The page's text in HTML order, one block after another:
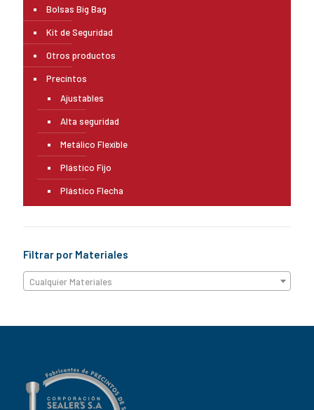
Bolsas Big Bag
Kit de Seguridad
Otros productos
Precintos
Ajustables
Alta seguridad
Metálico Flexible
Plástico Fijo
Plástico Flecha
Filtrar por Materiales
Cualquier Materiales